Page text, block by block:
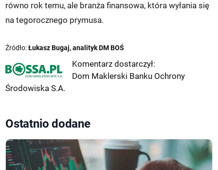
równo rok temu, ale branża finansowa, która wyłania się
na tegorocznego prymusa.
Źródło:Łukasz Bugaj, analityk DM BOŚ
Komentarz dostarczył:
Dom Maklerski Banku Ochrony
Środowiska S.A.
Ostatnio dodane